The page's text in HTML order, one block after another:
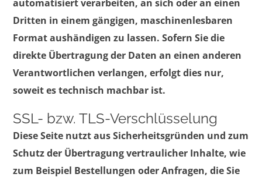
automatisiert verarbeiten, an sich oder an einen
Dritten in einem gängigen, maschinenlesbaren
Format aushändigen zu lassen. Sofern Sie die
direkte Übertragung der Daten an einen anderen
Verantwortlichen verlangen, erfolgt dies nur,
soweit es technisch machbar ist.
SSL- bzw. TLS-Verschlüsselung
Diese Seite nutzt aus Sicherheitsgründen und zum
Schutz der Übertragung vertraulicher Inhalte, wie
zum Beispiel Bestellungen oder Anfragen, die Sie